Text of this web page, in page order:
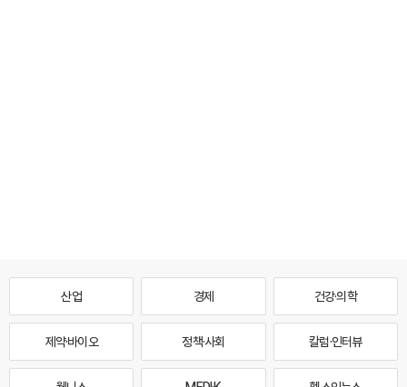
산업 경제 건강·의학
제약·바이오 정책·사회 칼럼·인터뷰